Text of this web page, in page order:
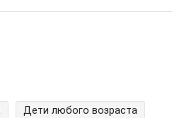
Дети любого возраста